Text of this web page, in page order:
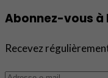
Abonnez-vous
Recevez